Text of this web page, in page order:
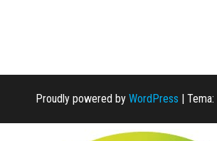
Proudly powered by WordPress | Tema: